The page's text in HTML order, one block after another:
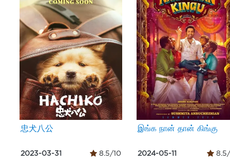
忠犬八公
2023-03-31 8.5/10
இங்க நான் தான் கிங்கு
2024-05-11 8.5/